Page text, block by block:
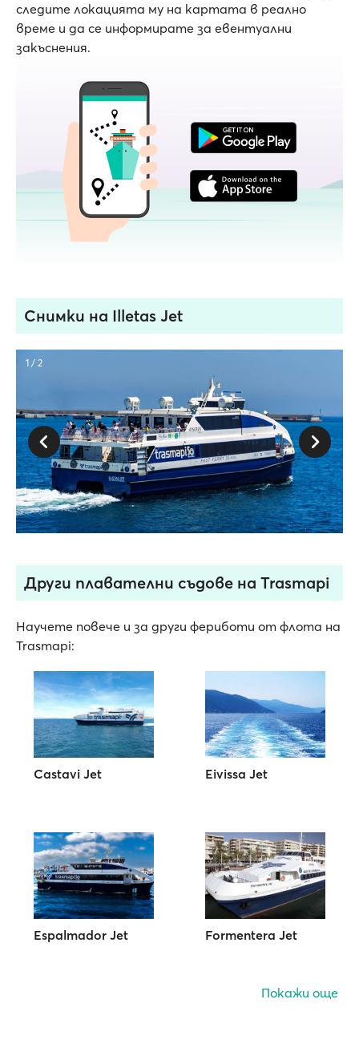
следите локацията му на картата в реално
време и да се информирате за евентуални
закъснения.
Снимки на Illetas Jet
1 / 2
Други плавателни съдове на Trasmapi
Научете повече и за други фериботи от флота на
Trasmapi:
Castavi Jet Eivissa Jet
Espalmador Jet Formentera Jet
Покажи още